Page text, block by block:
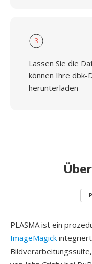
3
Lassen Sie die
können Ihre dbk-
herunterladen
PLASMA ist ein
ImageMagick